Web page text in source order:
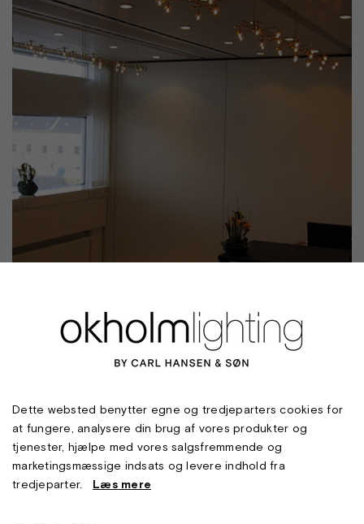
Dette websted benytter egne og tredjeparters cookies for
at fungere, analysere din brug af vores produkter og
tjenester, hjælpe med vores salgsfremmende og
marketingsmæssige indsats og levere indhold fra
tredjeparter. Læs mere